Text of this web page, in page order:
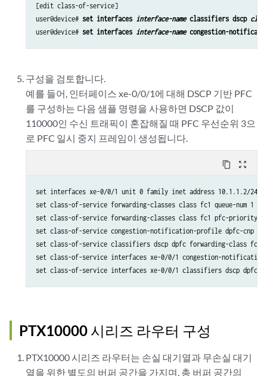
[edit class-of-service]
user@device# set interfaces interface-name classifiers dscp
user@device# set interfaces interface-name congestion-
구성을 검토합니다.
예를 들어, 인터페이스 xe-0/0/1에 대해 DSCP 기반 PFC
를 구성하는 다음 샘플 명령을 사용하면 DSCP 값이
110000인 수신 트래픽이 혼잡해질 때 PFC 우선순위 3으
로 PFC 일시 중지 프레임이 생성됩니다.
content_copy zoom_out_map
set interfaces xe-0/0/1 unit 0 family inet address 10.1.1.2/24
set class-of-service forwarding-classes class fc1 queue-num 1
set class-of-service forwarding-classes class fc1 pfc-priority 3
set class-of-service congestion-notification-profile dpfc-cnp
set class-of-service classifiers dscp dpfc forwarding-class fc1
set class-of-service interfaces xe-0/0/1 congestion-
PTX10000 시리즈 라우터 구성
PTX10000 시리즈 라우터는 손실 대기열과 무손실 대기
열을 위한 별도의 버퍼 공간을 가지며, 총 버퍼 공간의